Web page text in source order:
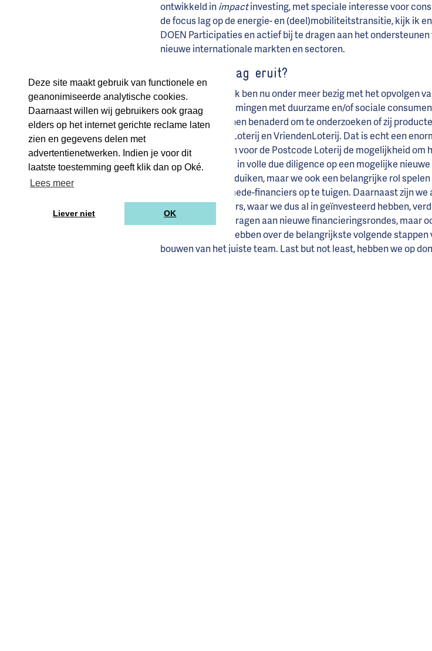
Deze site maakt gebruik van functionele en
geanonimiseerde analytische cookies.
Daarnaast willen wij gebruikers ook graag
elders op het internet gerichte reclame laten
zien en gegevens delen met
advertentienetwerken. Indien je voor dit
laatste toestemming geeft klik dan op Oké.
Lees meer
Liever niet OK
ontwikkeld in impactinvesting, met speciale interesse voor
de focus lag op de energie- en (deel)mobiliteitstransitie, kijk ik
DOEN Participaties en actief bij te dragen aan het
nieuwe internationale markten en sectoren.
Hoe ziet je dag eruit?
Heel gevarieerd. Ik ben nu onder meer bezig met het opvolgen
liefst 785 ondernemingen met duurzame en/of sociale
groot aantal van hen benaderd om te onderzoeken of zij
van de Postcode Loterij en VriendenLoterij. Dat is echt een
de ondernemer en voor de Postcode Loterij de mogelijkheid
Daarnaast zijn we in volle due diligence op een mogelijke
industrie moeten duiken, maar we ook een belangrijke rol
consortium van mede-financiers op te tuigen. Daarnaast zijn
bestaande partners, waar we dus al in geïnvesteerd hebben,
door actief bij te dragen aan nieuwe financieringsrondes, maar
ondernemers te hebben over de belangrijkste volgende
bouwen van het juiste team. Last but not least, hebben we op